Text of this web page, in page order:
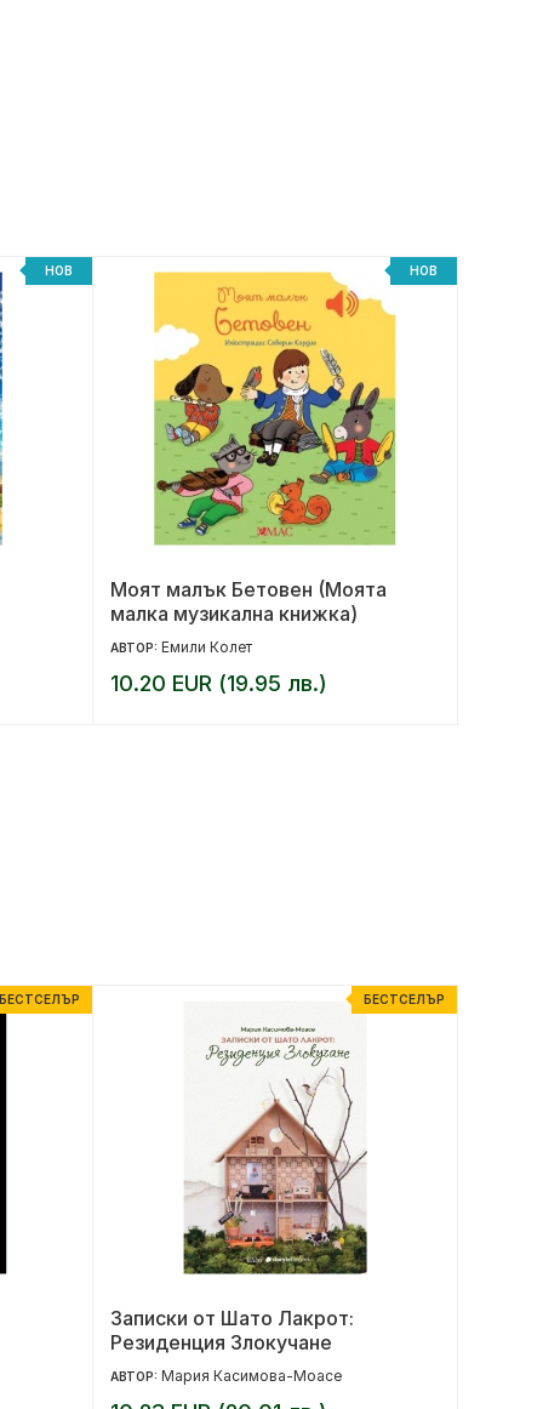
НОВ НОВ
Моят малък Бетовен (Моята
малка музикална книжка)
АВТОР: Емили Колет
10.20 EUR (19.95 лв.)
БЕСТСЕЛЪР БЕСТСЕЛЪР
Записки от Шато Лакрот:
Резиденция Злокучане
АВТОР: Мария Касимова-Моасе